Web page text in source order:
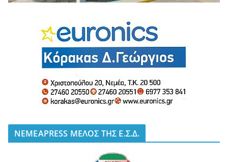
NEMEAPRESS ΜΕΛΟΣ ΤΗΣ Ε.Σ.Δ.